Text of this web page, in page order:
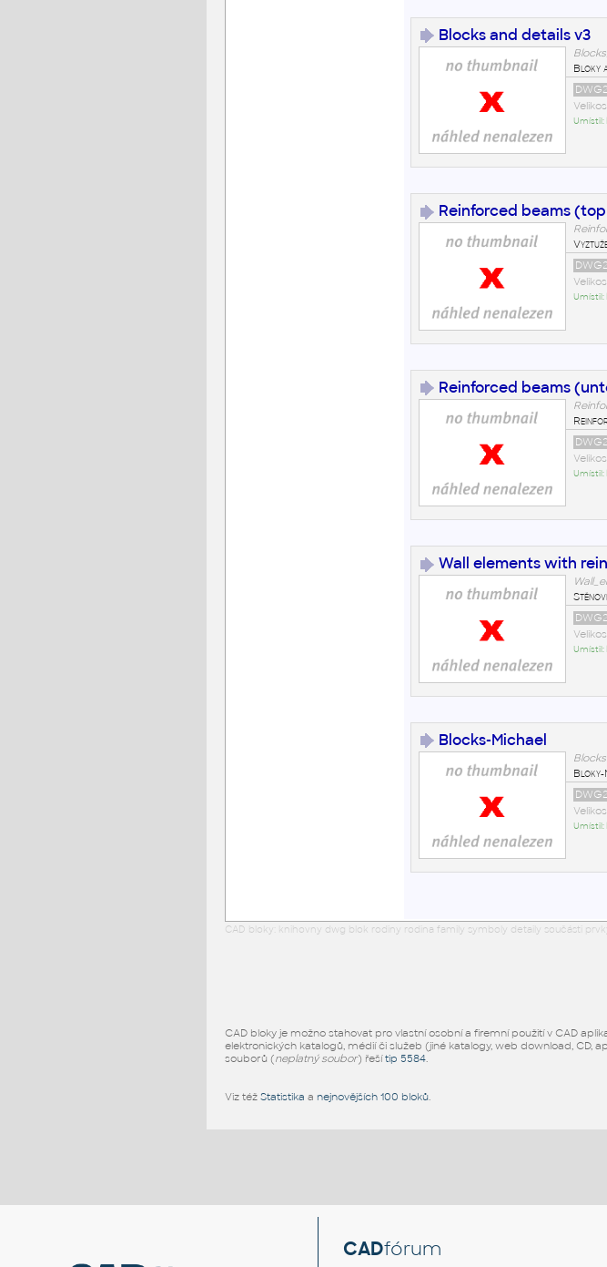
Blocks and details v3
Bloky
Umístil:
Reinforced beams
Umístil:
Reinforced beams
Umístil:
Wall elements with
Umístil:
Blocks-Michael
Bloky-
Umístil:
CAD bloky: knihovny dwg blok rodiny rodina family symboly detaily součásti
CAD bloky je možno stahovat pro vlastní osobní a firemní použití v CAD
elektronických katalogů, médií či služeb (jiné katalogy, web download, CD,
souborů (neplatný soubor) řešítip 5584.
Viz též Statistika a nejnovějších 100 bloků.
CADfórum